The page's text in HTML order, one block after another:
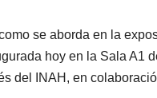
se aborda en la
hoy en la Sala A1
del INAH, en